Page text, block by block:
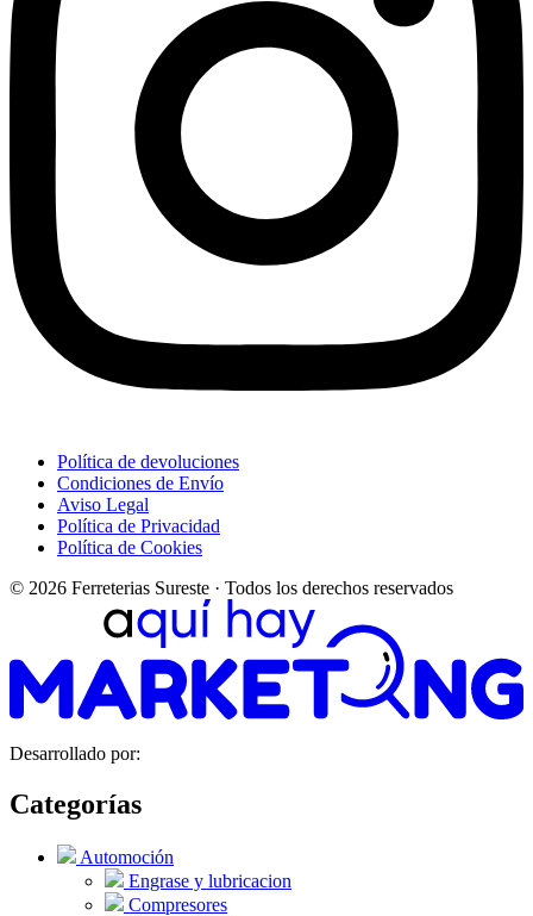
Política de devoluciones
Condiciones de Envío
Aviso Legal
Política de Privacidad
Política de Cookies
© 2026 Ferreterias Sureste · Todos los derechos reservados
Desarrollado por:
Categorías
Automoción
Engrase y lubricacion
Compresores